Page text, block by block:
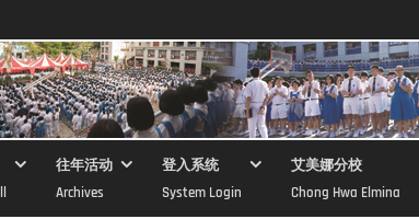
往年活动
Archives
登入系统
System Login
艾美娜分校
Chong Hwa Elmina